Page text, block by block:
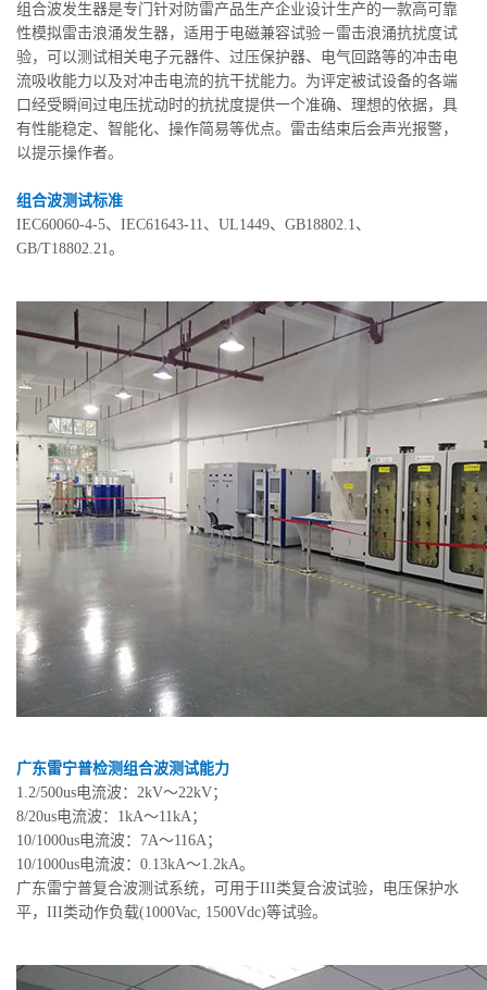
组合波发生器是专门针对防雷产品生产企业设计生产的一款高可靠
性模拟雷击浪涌发生器，适用于电磁兼容试验－雷击浪涌抗扰度试
验，可以测试相关电子元器件、过压保护器、电气回路等的冲击电
流吸收能力以及对冲击电流的抗干扰能力。为评定被试设备的各端
口经受瞬间过电压扰动时的抗扰度提供一个准确、理想的依据，具
有性能稳定、智能化、操作简易等优点。雷击结束后会声光报警，
以提示操作者。
组合波测试标准
IEC60060-4-5、IEC61643-11、UL1449、GB18802.1、
GB/T18802.21。
广东雷宁普检测组合波测试能力
1.2/500us电流波：2kV～22kV；
8/20us电流波：1kA～11kA；
10/1000us电流波：7A～116A；
10/1000us电流波：0.13kA～1.2kA。
广东雷宁普复合波测试系统，可用于III类复合波试验，电压保护水
平，III类动作负载(1000Vac, 1500Vdc)等试验。